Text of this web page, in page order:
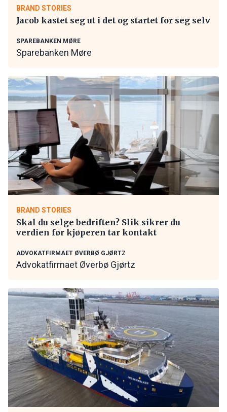
BRAND STORIES
Jacob kastet seg ut i det og startet for seg selv
SPAREBANKEN MØRE
Sparebanken Møre
BRAND STORIES
Skal du selge bedriften? Slik sikrer du
verdien før kjøperen tar kontakt
ADVOKATFIRMAET ØVERBØ GJØRTZ
Advokatfirmaet Øverbø Gjørtz